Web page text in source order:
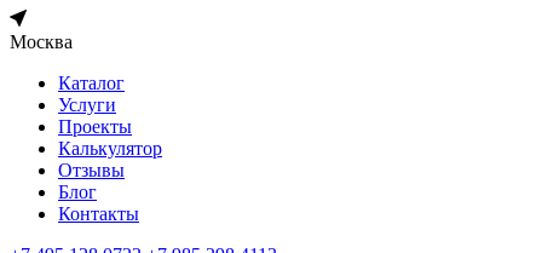
Москва
Каталог
Услуги
Проекты
Калькулятор
Отзывы
Блог
Контакты